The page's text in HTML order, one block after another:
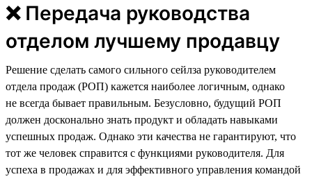
❌ Передача руководства
отделом лучшему продавцу
Решение сделать самого сильного сейлза руководителем
отдела продаж (РОП) кажется наиболее логичным, однако
не всегда бывает правильным. Безусловно, будущий РОП
должен досконально знать продукт и обладать навыками
успешных продаж. Однако эти качества не гарантируют, что
тот же человек справится с функциями руководителя. Для
успеха в продажах и для эффективного управления командой